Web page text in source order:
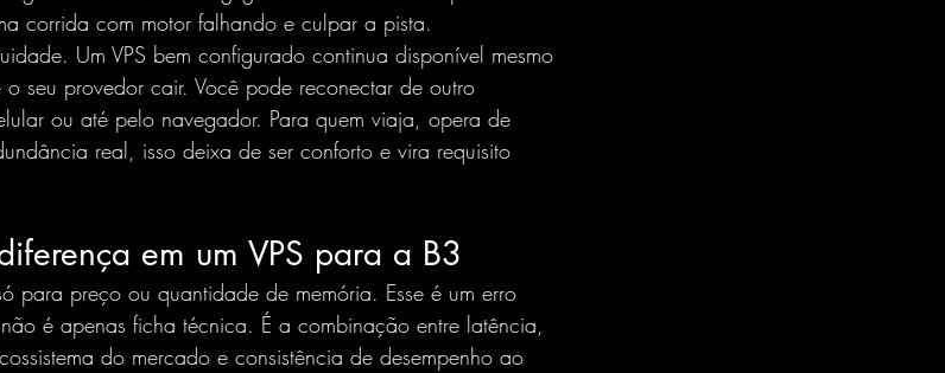
corrida com motor falhando e culpar a pista.
Um VPS bem configurado continua disponível mesmo
seu provedor cair. Você pode reconectar de outro
ou até pelo navegador. Para quem viaja, opera de
real, isso deixa de ser conforto e vira requisito
em um VPS para a B3
para preço ou quantidade de memória. Esse é um erro
é apenas ficha técnica. É a combinação entre latência,
do mercado e consistência de desempenho ao